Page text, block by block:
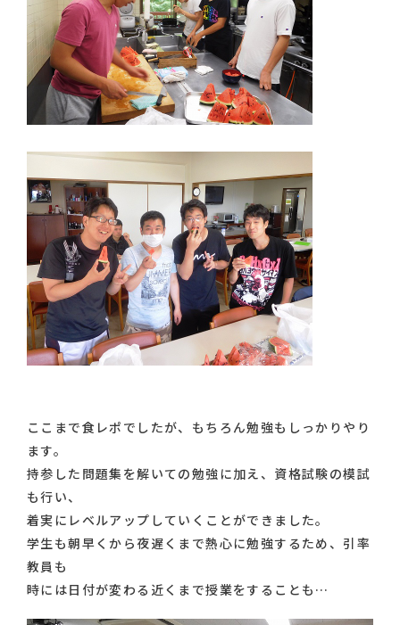
ここまで食レポでしたが、もちろん勉強もしっかりやり
ます。
持参した問題集を解いての勉強に加え、資格試験の模試
も行い、
着実にレベルアップしていくことができました。
学生も朝早くから夜遅くまで熱心に勉強するため、引率
教員も
時には日付が変わる近くまで授業をすることも…